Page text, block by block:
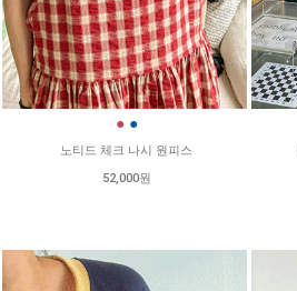
● ●
노티드 체크 나시 원피스
52,000원